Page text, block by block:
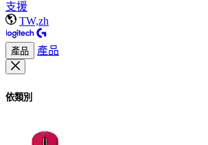
支援
TW,zh
產品 產品
依類別